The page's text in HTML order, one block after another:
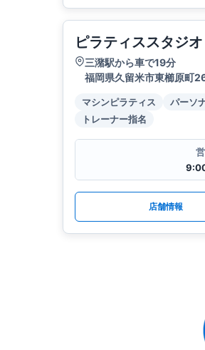
ピラティススタジ
三潴駅から車で19分
福岡県久留米市東櫛原町
マシンピラティス パーソ
トレーナー指名
店舗情報